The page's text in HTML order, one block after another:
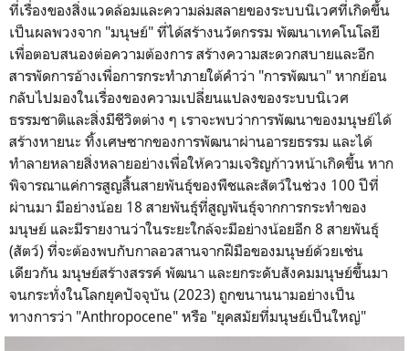
ที่เรื่องของสิ่งแวดล้อมและความล่มสลายของระบบนิเวศที่เกิดขึ้น
เป็นผลพวงจาก "มนุษย์" ที่ได้สร้างนวัตกรรม พัฒนาเทคโนโลยี
เพื่อตอบสนองต่อความต้องการ สร้างความสะดวกสบายและอีก
สารพัดการอ้างเพื่อการกระทำภายใต้คำว่า "การพัฒนา" หากย้อน
กลับไปมองในเรื่องของความเปลี่ยนแปลงของระบบนิเวศ
ธรรมชาติและสิ่งมีชีวิตต่าง ๆ เราจะพบว่าการพัฒนาของมนุษย์ได้
สร้างหายนะ ทิ้งเศษซากของการพัฒนาผ่านอารยธรรม และได้
ทำลายหลายสิ่งหลายอย่างเพื่อให้ความเจริญก้าวหน้าเกิดขึ้น หาก
พิจารณาแค่การสูญสิ้นสายพันธุ์ของพืชและสัตว์ในช่วง 100 ปีที่
ผ่านมา มีอย่างน้อย 18 สายพันธุ์ที่สูญพันธุ์จากการกระทำของ
มนุษย์ และมีรายงานว่าในระยะใกล้จะมีอย่างน้อยอีก 8 สายพันธุ์
(สัตว์) ที่จะต้องพบกับกาลอวสานจากฝีมือของมนุษย์ด้วยเช่น
เดียวกัน มนุษย์สร้างสรรค์ พัฒนา และยกระดับสังคมมนุษย์ขึ้นมา
จนกระทั่งในโลกยุคปัจจุบัน (2023) ถูกขนานนามอย่างเป็น
ทางการว่า "Anthropocene" หรือ "ยุคสมัยที่มนุษย์เป็นใหญ่"